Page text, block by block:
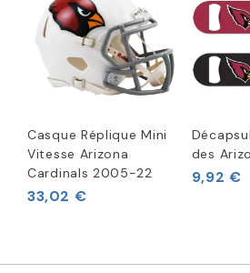
Casque Réplique Mini
Vitesse Arizona
Cardinals 2005-22
33,02 €
des
9,92 €